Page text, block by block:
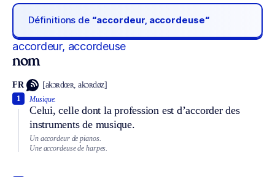
Définitions de “accordeur, accordeuse“
accordeur, accordeuse
nom
FR [akɔʀdœʀ, akɔʀdøz]
Musique.
Celui, celle dont la profession est d’accorder des
instruments de musique.
1
Un accordeur de pianos.
Une accordeuse de harpes.